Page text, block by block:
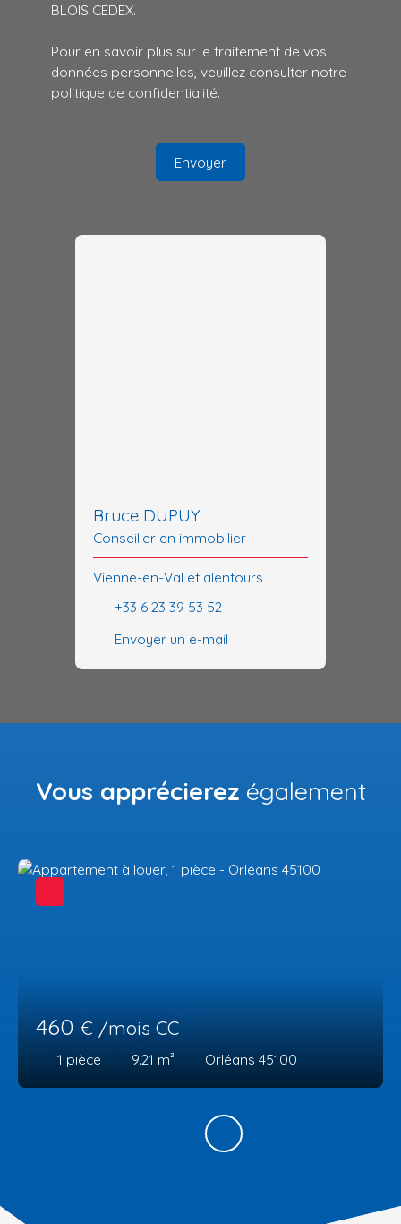
BLOIS CEDEX.
Pour en savoir plus sur le traitement de vos
données personnelles, veuillez consulter notre
politique de confidentialité.
Envoyer
Bruce DUPUY
Conseiller en immobilier
Vienne-en-Val et alentours
+33 6 23 39 53 52
Envoyer un e-mail
Vous apprécierez également
460 € /mois CC
1 pièce 9.21 m² Orléans 45100